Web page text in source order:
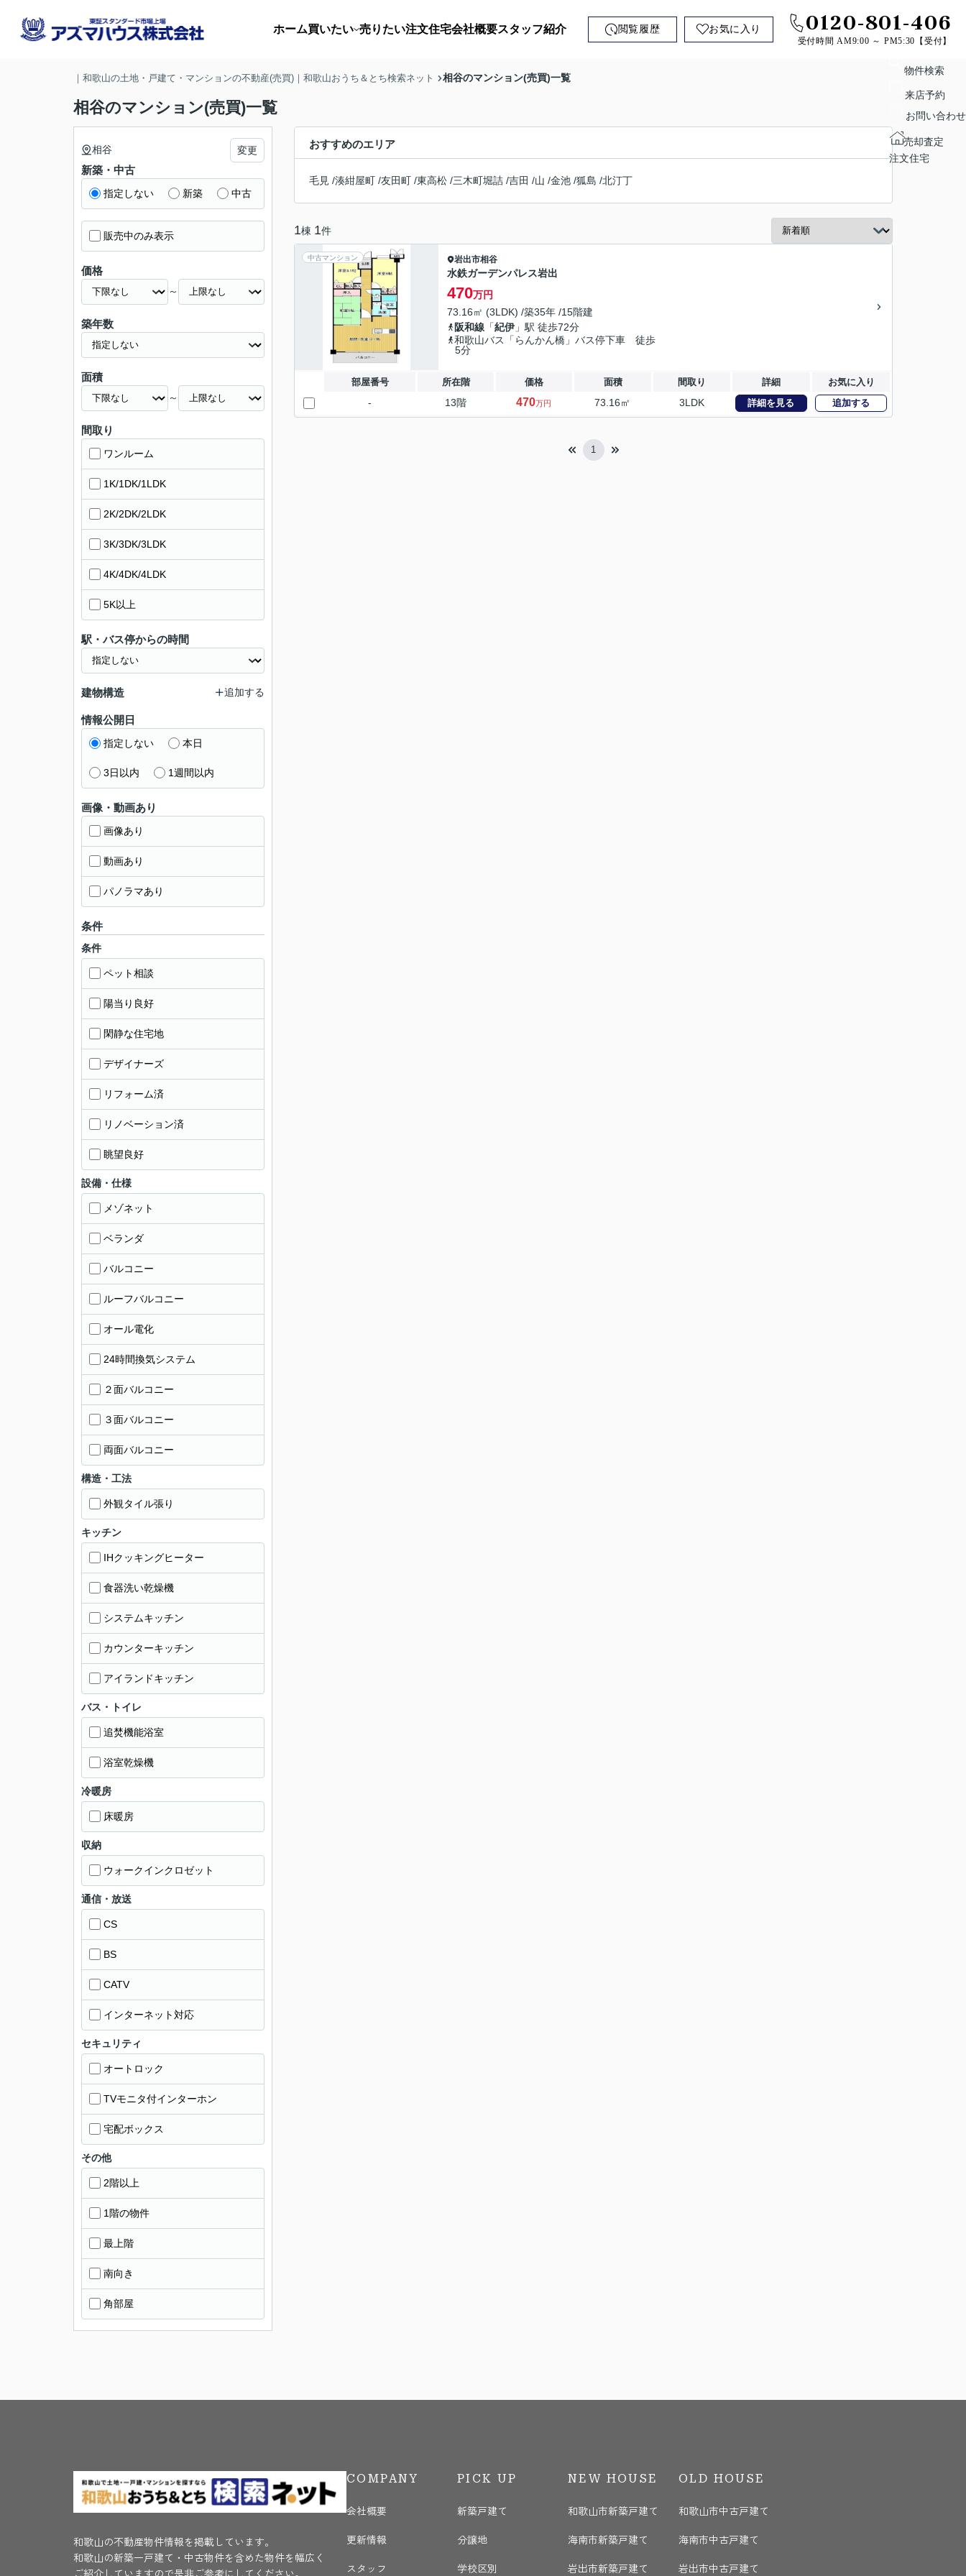
ホーム買いたい 売りたい注文住宅会社概要スタッフ紹介 閲覧履歴 お気に入り 0120-801-406
受付時間 AM9:00 ～ PM5:30【受付】
｜和歌山の土地・戸建て・マンションの不動産(売買)｜和歌山おうち＆とち検索ネット 相谷のマンション(売買)一覧
相谷のマンション(売買)一覧
おすすめのエリア
毛見 /湊紺屋町 /友田町 /東高松 /三木町堀詰 /吉田 /山 /金池 /狐島 /北汀丁
1棟 1件
中古マンション 岩出市相谷
水鉄ガーデンパレス岩出
470万円
73.16㎡ (3LDK) /築35年 /15階建
阪和線 「紀伊 」駅 徒歩72分
和歌山バス「らんかん橋」バス停下車 徒歩
5分
部屋番号 所在階 価格 面積 間取り 詳細 お気に入り
- 13階 470万円 73.16㎡ 3LDK 詳細を見る 追加する
1
相谷 変更
新築・中古
指定しない 新築 中古
販売中のみ表示
価格
～
築年数
面積
～
間取り
ワンルーム
1K/1DK/1LDK
2K/2DK/2LDK
3K/3DK/3LDK
4K/4DK/4LDK
5K以上
駅・バス停からの時間
建物構造 追加する
情報公開日
指定しない 本日
3日以内 1週間以内
画像・動画あり
画像あり
動画あり
パノラマあり
条件
条件
ペット相談
陽当り良好
閑静な住宅地
デザイナーズ
リフォーム済
リノベーション済
眺望良好
設備・仕様
メゾネット
ベランダ
バルコニー
ルーフバルコニー
オール電化
24時間換気システム
２面バルコニー
３面バルコニー
両面バルコニー
構造・工法
外観タイル張り
キッチン
IHクッキングヒーター
食器洗い乾燥機
システムキッチン
カウンターキッチン
アイランドキッチン
バス・トイレ
追焚機能浴室
浴室乾燥機
冷暖房
床暖房
収納
ウォークインクロゼット
通信・放送
CS
BS
CATV
インターネット対応
セキュリティ
オートロック
TVモニタ付インターホン
宅配ボックス
その他
2階以上
1階の物件
最上階
南向き
角部屋
和歌山の不動産物件情報を掲載しています。
和歌山の新築一戸建て・中古物件を含めた物件を幅広く
ご紹介していますので是非ご参考にしてください。
COMPANY
会社概要
更新情報
スタッフ
PICK UP
新築戸建て
分譲地
学校区別
NEW HOUSE
和歌山市新築戸建て
海南市新築戸建て
岩出市新築戸建て
OLD HOUSE
和歌山市中古戸建て
海南市中古戸建て
岩出市中古戸建て
物件検索
来店予約
お問い合わせ
売却査定
注文住宅